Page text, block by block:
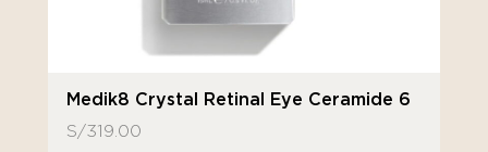
Medik8 Crystal Retinal Eye Ceramide 6
S/319.00